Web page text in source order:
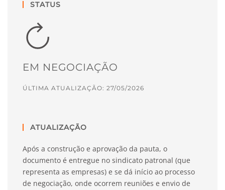
STATUS
EM NEGOCIAÇÃO
ÚLTIMA ATUALIZAÇÃO: 27/05/2026
ATUALIZAÇÃO
Após a construção e aprovação da pauta, o
documento é entregue no sindicato patronal (que
representa as empresas) e se dá início ao processo
de negociação, onde ocorrem reuniões e envio de